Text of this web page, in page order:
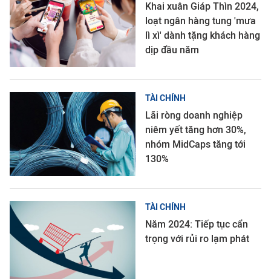
Khai xuân Giáp Thìn 2024,
loạt ngân hàng tung 'mưa
lì xì' dành tặng khách hàng
dịp đầu năm
TÀI CHÍNH
Lãi ròng doanh nghiệp
niêm yết tăng hơn 30%,
nhóm MidCaps tăng tới
130%
TÀI CHÍNH
Năm 2024: Tiếp tục cẩn
trọng với rủi ro lạm phát